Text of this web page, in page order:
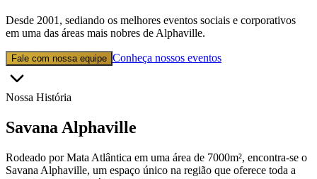
Desde 2001, sediando os melhores eventos sociais e corporativos
em uma das áreas mais nobres de Alphaville.
Fale com nossa equipe Conheça nossos eventos
Nossa História
Savana Alphaville
Rodeado por Mata Atlântica em uma área de 7000m², encontra-se o
Savana Alphaville, um espaço único na região que oferece toda a